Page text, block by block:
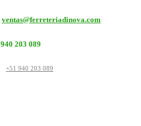
ventas@ferreteriadinova.com
940 203 089
+51 940 203 089